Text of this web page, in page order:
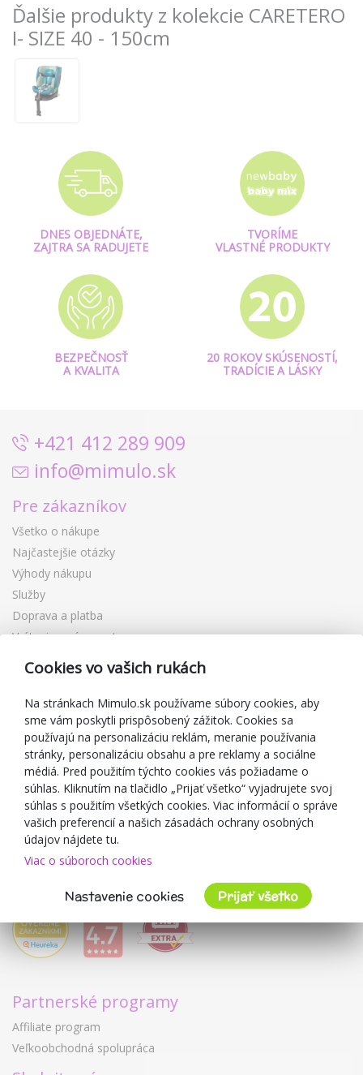
Ďalšie produkty z kolekcie CARETERO
I- SIZE 40 - 150cm
DNES OBJEDNÁTE,
ZAJTRA SA RADUJETE
TVORÍME
VLASTNÉ PRODUKTY
BEZPEČNOSŤ
A KVALITA
20 ROKOV SKÚSENOSTÍ,
TRADÍCIE A LÁSKY
+421 412 289 909
info@mimulo.sk
Pre zákazníkov
Všetko o nákupe
Najčastejšie otázky
Výhody nákupu
Služby
Doprava a platba
Vrátenie a výmena tovaru
Reklamácia
Darčekové poukážky
Zľavové kupóny
Blog
O predajcovi
Mimulo.sk
Obchodné podmienky
Ochrana osobných údajov GDPR
Kontakty
Spolupracujeme
Partnerské programy
Affiliate program
Veľkoobchodná spolupráca
Cookies vo vašich rukách
Na stránkach Mimulo.sk používame súbory cookies, aby
sme vám poskytli prispôsobený zážitok. Cookies sa
používajú na personalizáciu reklám, meranie používania
stránky, personalizáciu obsahu a pre reklamy a sociálne
médiá. Pred použitím týchto cookies vás požiadame o
súhlas. Kliknutím na tlačidlo „Prijať všetko“ vyjadrujete svoj
súhlas s použitím všetkých cookies. Viac informácií o správe
vašich preferencií a našich zásadách ochrany osobných
údajov nájdete tu.
Viac o súboroch cookies
Nastavenie cookies Prijať všetko